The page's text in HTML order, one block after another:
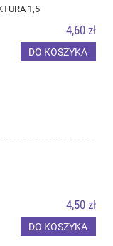
1,5
4,60 zł
DO KOSZYKA
4,50 zł
DO KOSZYKA